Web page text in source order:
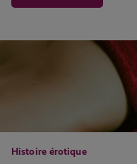
Histoire érotique